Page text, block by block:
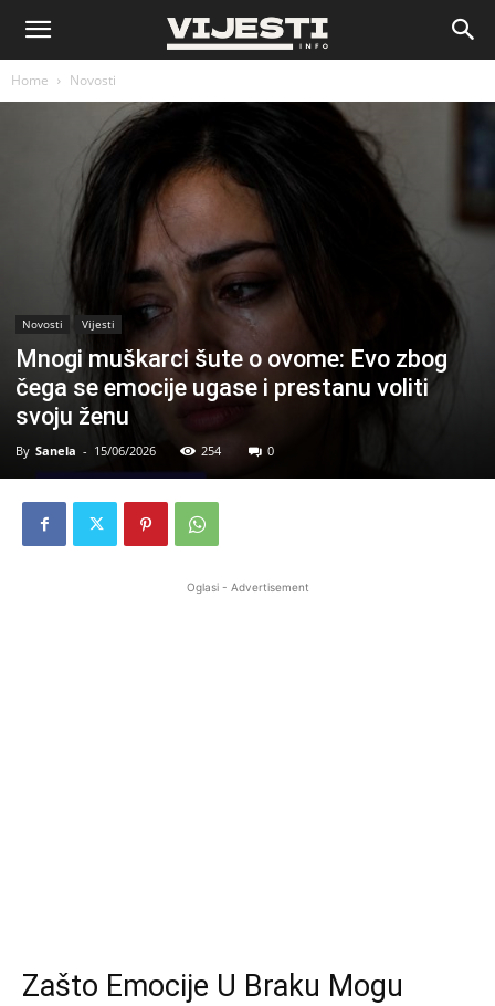
Vijesti
Home Novosti
Novosti Vijesti
Mnogi muškarci šute o ovome: Evo zbog
čega se emocije ugase i prestanu voliti
svoju ženu
By Sanela - 15/06/2026 254 0
Oglasi - Advertisement
Zašto Emocije U Braku Mogu